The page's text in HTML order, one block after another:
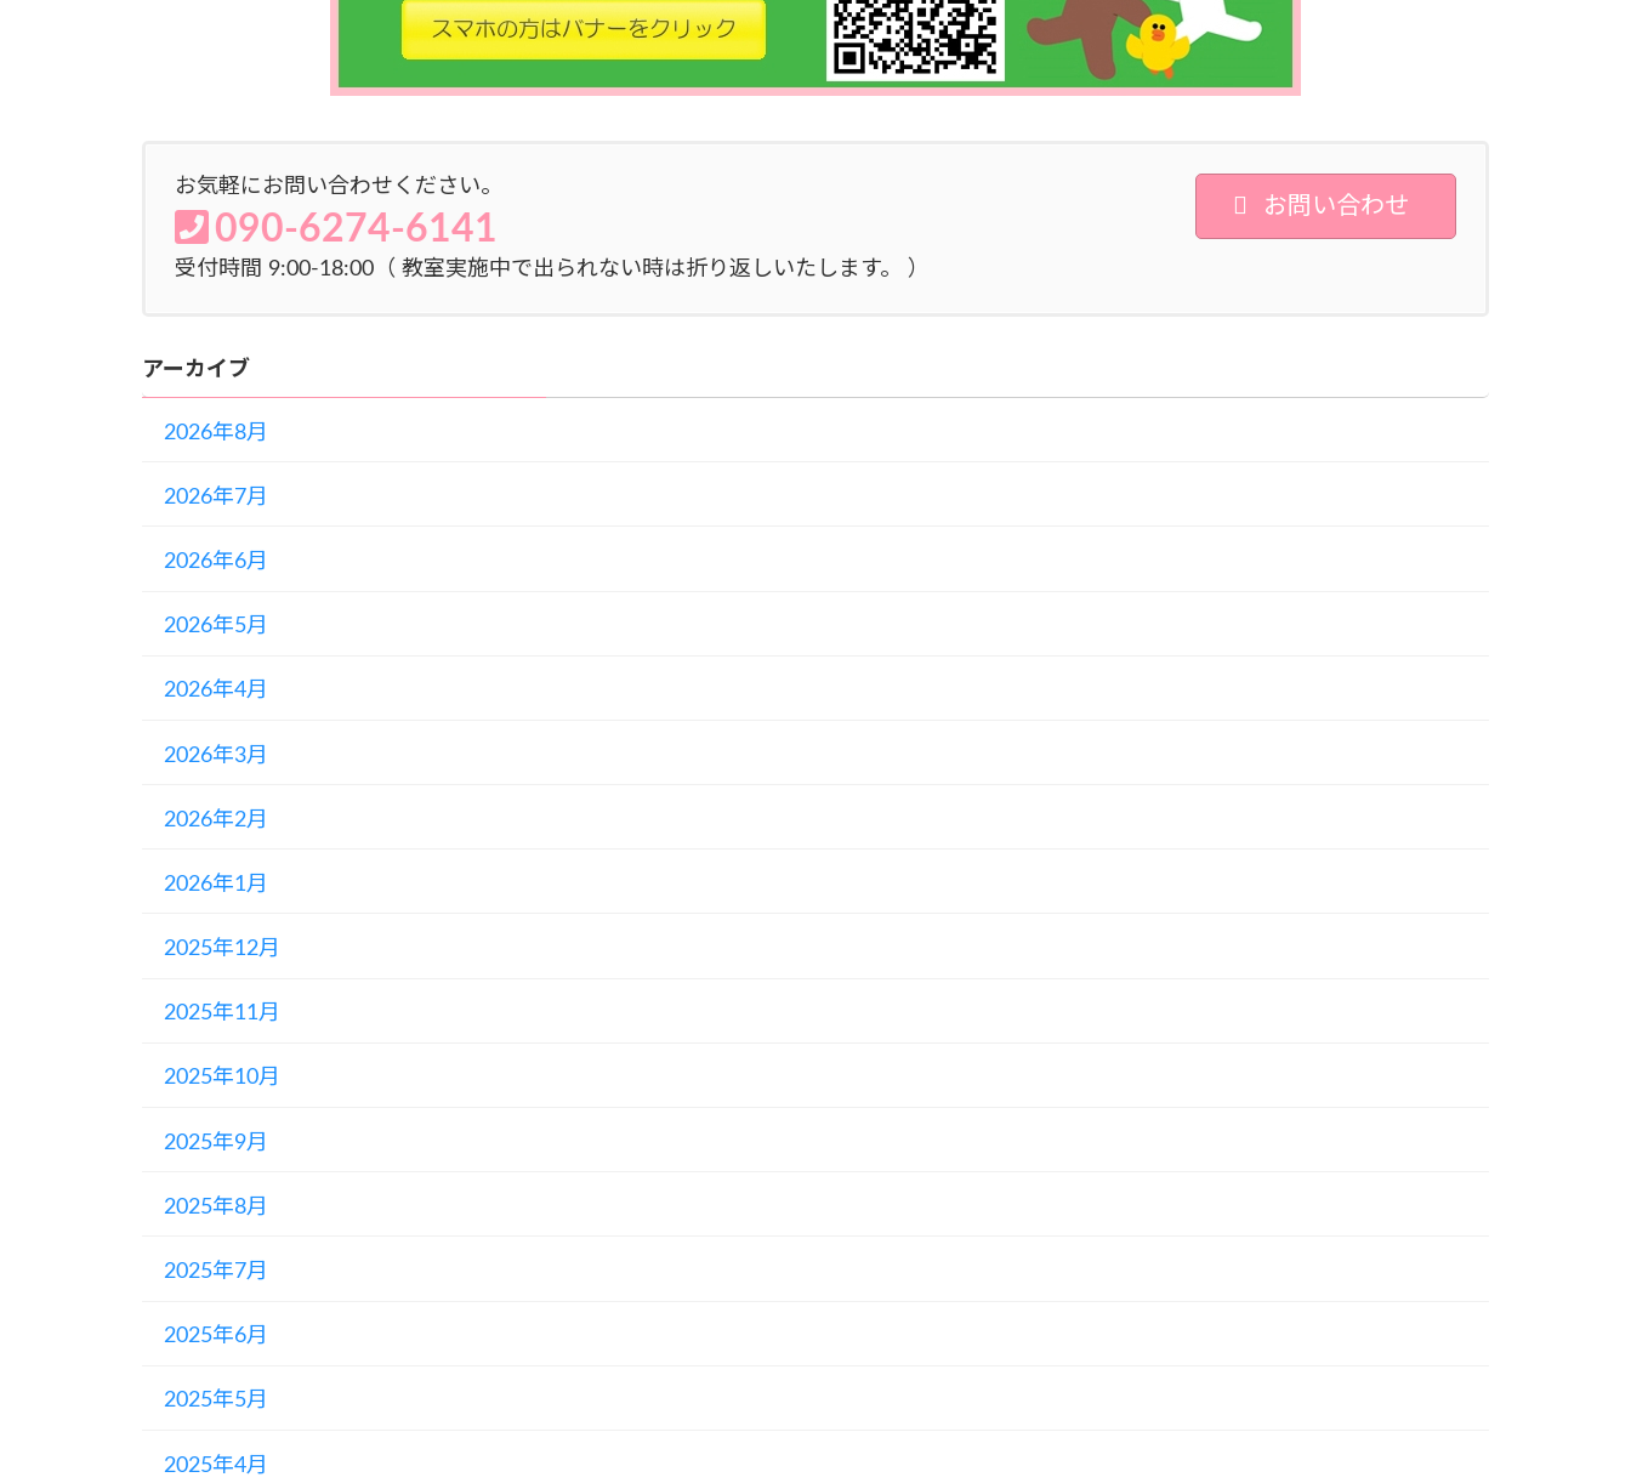
お気軽にお問い合わせください。
090-6274-6141
受付時間 9:00-18:00（ 教室実施中で出られない時は折り返しいたします。 ）
お問い合わせ
アーカイブ
2026年8月
2026年7月
2026年6月
2026年5月
2026年4月
2026年3月
2026年2月
2026年1月
2025年12月
2025年11月
2025年10月
2025年9月
2025年8月
2025年7月
2025年6月
2025年5月
2025年4月